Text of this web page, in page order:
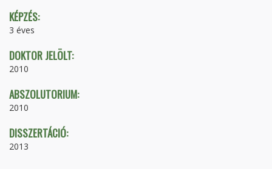
KÉPZÉS:
3 éves
DOKTOR JELÖLT:
2010
ABSZOLUTORIUM:
2010
DISSZERTÁCIÓ:
2013